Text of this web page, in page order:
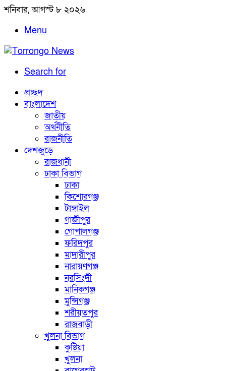
শনিবার, আগস্ট ৮ ২০২৬
Menu
Search for
প্রচ্ছদ
বাংলাদেশ
জাতীয়
অর্থনীতি
রাজনীতি
দেশজুড়ে
রাজধানী
ঢাকা বিভাগ
ঢাকা
কিশোরগঞ্জ
টাঙ্গাইল
গাজীপুর
গোপালগঞ্জ
ফরিদপুর
মাদারীপুর
নারায়ণগঞ্জ
নরসিংদী
মানিকগঞ্জ
মুন্সিগঞ্জ
শরীয়তপুর
রাজবাড়ী
খুলনা বিভাগ
কুষ্টিয়া
খুলনা